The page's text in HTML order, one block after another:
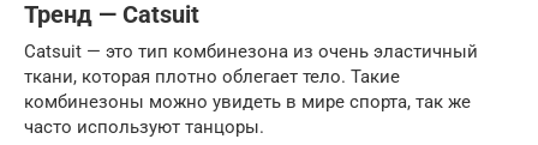
Тренд — Catsuit
Catsuit — это тип комбинезона из очень эластичный
ткани, которая плотно облегает тело. Такие
комбинезоны можно увидеть в мире спорта, так же
часто используют танцоры.